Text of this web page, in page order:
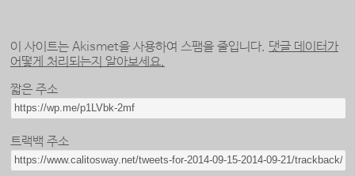
이 사이트는 Akismet을 사용하여 스팸을 줄입니다. 댓글 데이터가
어떻게 처리되는지 알아보세요.
짧은 주소
트랙백 주소